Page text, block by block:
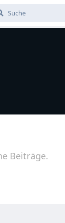
Beiträge.